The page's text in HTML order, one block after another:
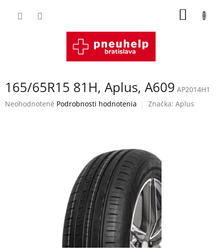
165/65R15 81H, Aplus, A609 AP2014H1
Priemerné
Neohodnotené Podrobnosti hodnotenia Značka: Aplus